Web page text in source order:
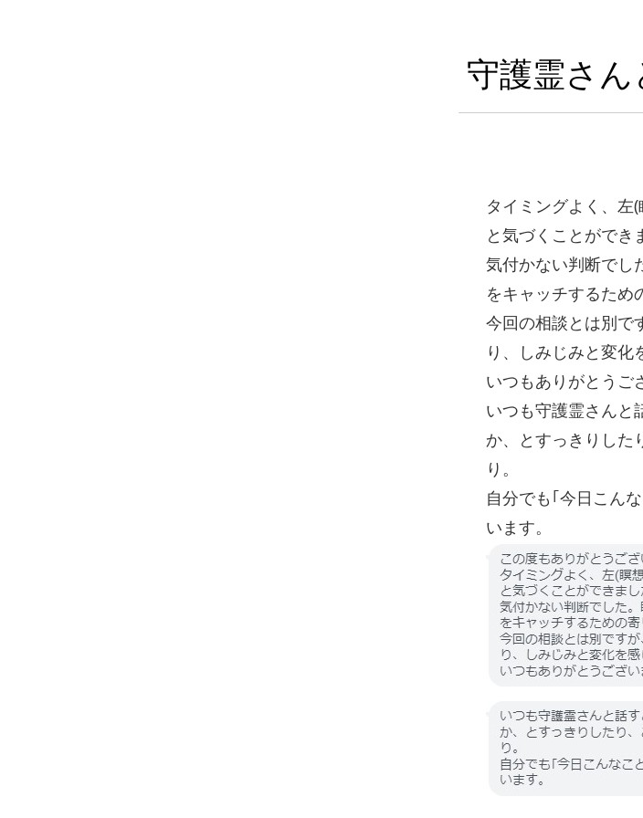
守護霊さん
タイミングよく、左
と気づくことができ
気付かない判断でし
をキャッチするため
今回の相談とは別で
り、しみじみと変化
いつもありがとうご
いつも守護霊さんと
か、とすっきりした
り。
自分でも｢今日こん
います。